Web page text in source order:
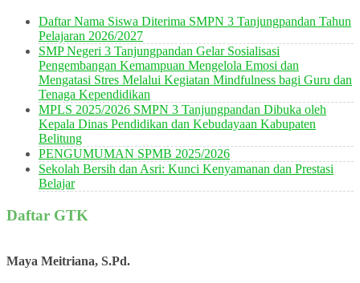
Daftar Nama Siswa Diterima SMPN 3 Tanjungpandan Tahun
Pelajaran 2026/2027
SMP Negeri 3 Tanjungpandan Gelar Sosialisasi
Pengembangan Kemampuan Mengelola Emosi dan
Mengatasi Stres Melalui Kegiatan Mindfulness bagi Guru dan
Tenaga Kependidikan
MPLS 2025/2026 SMPN 3 Tanjungpandan Dibuka oleh
Kepala Dinas Pendidikan dan Kebudayaan Kabupaten
Belitung
PENGUMUMAN SPMB 2025/2026
Sekolah Bersih dan Asri: Kunci Kenyamanan dan Prestasi
Belajar
Daftar GTK
Maya Meitriana, S.Pd.